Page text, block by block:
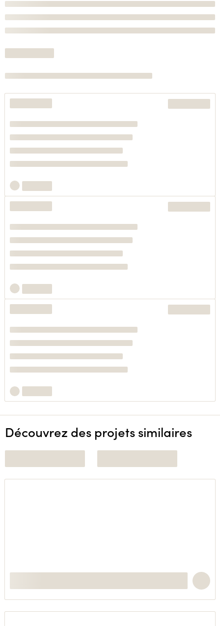
Découvrez des projets similaires